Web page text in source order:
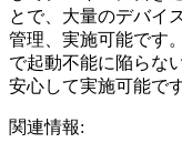
とで、大量のデバイ
管理、実施可能です
で起動不能に陥らな
安心して実施可能です
関連情報: